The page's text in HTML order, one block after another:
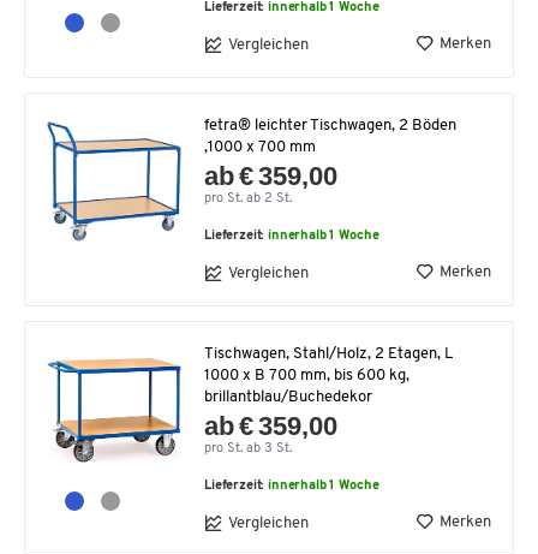
Lieferzeit:innerhalb 1 Woche
Vergleichen Merken
fetra® leichter Tischwagen, 2 Böden
,1000 x 700 mm
ab € 359,00
pro St. ab 2 St.
Lieferzeit:innerhalb 1 Woche
Vergleichen Merken
Tischwagen, Stahl/Holz, 2 Etagen, L
1000 x B 700 mm, bis 600 kg,
brillantblau/Buchedekor
ab € 359,00
pro St. ab 3 St.
Lieferzeit:innerhalb 1 Woche
Vergleichen Merken